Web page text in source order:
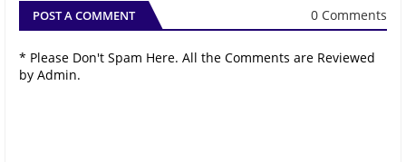
POST A COMMENT 0 Comments
* Please Don't Spam Here. All the Comments are Reviewed
by Admin.